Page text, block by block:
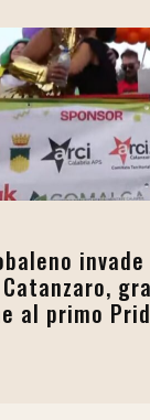
al primo